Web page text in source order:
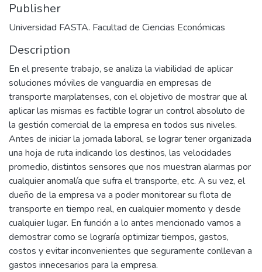
Publisher
Universidad FASTA. Facultad de Ciencias Económicas
Description
En el presente trabajo, se analiza la viabilidad de aplicar
soluciones móviles de vanguardia en empresas de
transporte marplatenses, con el objetivo de mostrar que al
aplicar las mismas es factible lograr un control absoluto de
la gestión comercial de la empresa en todos sus niveles.
Antes de iniciar la jornada laboral, se lograr tener organizada
una hoja de ruta indicando los destinos, las velocidades
promedio, distintos sensores que nos muestran alarmas por
cualquier anomalía que sufra el transporte, etc. A su vez, el
dueño de la empresa va a poder monitorear su flota de
transporte en tiempo real, en cualquier momento y desde
cualquier lugar. En función a lo antes mencionado vamos a
demostrar como se lograría optimizar tiempos, gastos,
costos y evitar inconvenientes que seguramente conllevan a
gastos innecesarios para la empresa.